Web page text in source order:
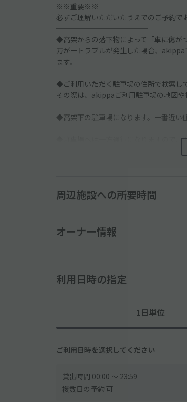
※※重要※※
必ずご理解いただいたうえでのご予約で
─────────────
◆高架からの落下物によって「車に傷が
万が一トラブルが発生した場合、
ます。
◆ご利用いただく駐車場の住所で検索し
その際は、akippaご利用駐車場の地図や
◆高架下の駐車場になります。一番近い
◆駐車場へは一方通行になりますので、
─────────────
◇住宅街にあるので、周辺の住民・対向
周辺施設への所要時間
オーナー情報
利用日時の指定
1日単位
ご利用日時を選択してください
貸出時間 00:00 〜 23:59
複数日の予約 可